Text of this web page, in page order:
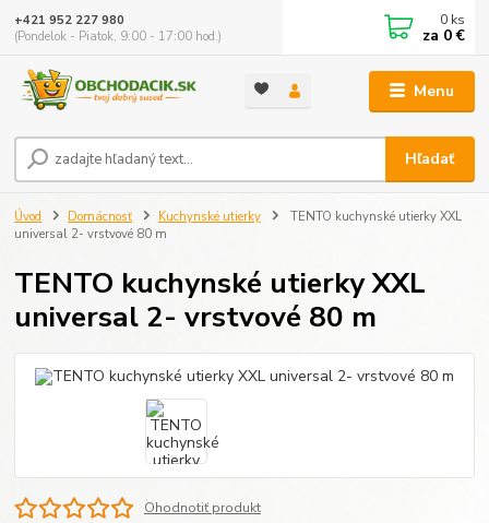
Menu
Hľadať
+421 952 227 980
(Pondelok - Piatok, 9:00 - 17:00 hod.)
0 ks
za 0 €
Úvod Domácnosť Kuchynské utierky
TENTO kuchynské utierky XXL
universal 2- vrstvové 80 m
TENTO kuchynské utierky XXL
universal 2- vrstvové 80 m
Ohodnotiť produkt